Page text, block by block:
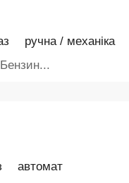
ручна / механіка
автомат